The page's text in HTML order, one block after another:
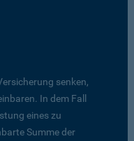
senken,
In dem Fall
eines zu
Summe der